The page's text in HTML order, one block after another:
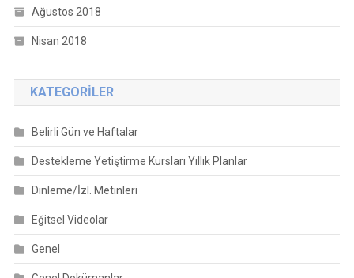
Ağustos 2018
Nisan 2018
KATEGORILER
Belirli Gün ve Haftalar
Destekleme Yetiştirme Kursları Yıllık Planlar
Dinleme/İzl. Metinleri
Eğitsel Videolar
Genel